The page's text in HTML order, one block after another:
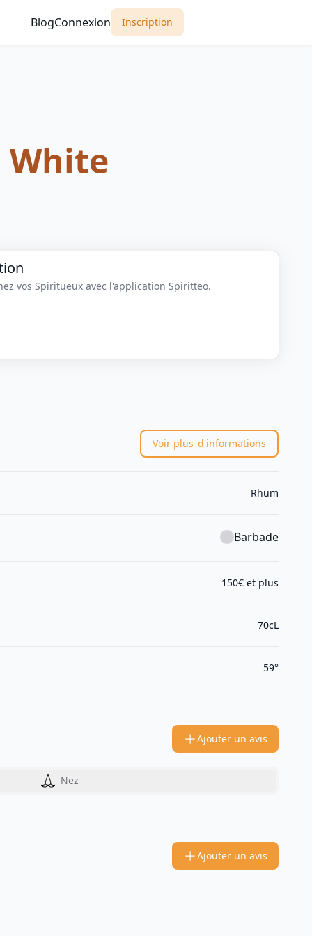
BlogConnexion Inscription
White
vos Spiritueux avec l'application Spiritteo.
Voir plus d'informations
Rhum
Barbade
150€ et plus
70cL
59°
Ajouter un avis
Nez
Ajouter un avis